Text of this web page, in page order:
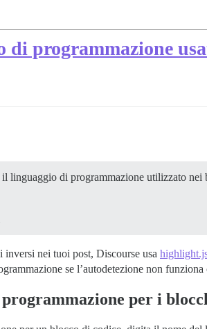
di programmazione
il linguaggio di programmazione utilizzato
nei tuoi post, Discourse usa
se l’autodetezione non funziona
per i